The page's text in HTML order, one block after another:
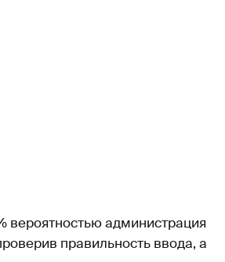
вероятностью администрация
правильность ввода, а